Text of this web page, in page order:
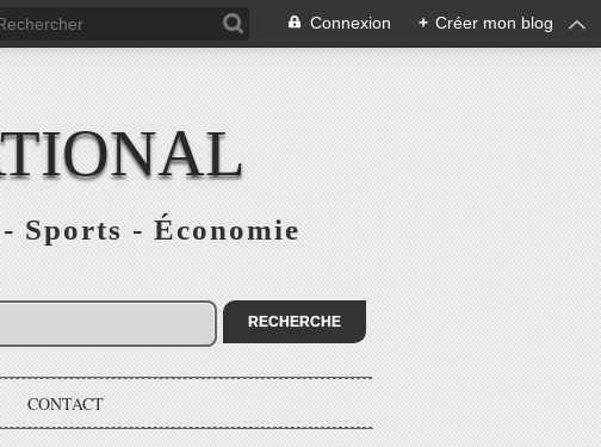
Connexion + Créer mon blog
- Économie
CONTACT